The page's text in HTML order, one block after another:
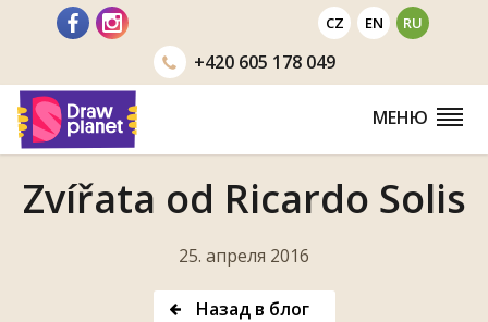
Перейти CZ EN RU
+420605 178 049
МЕНЮ
Zvířata od Ricardo Solis
25. апреля 2016
Назад в блог